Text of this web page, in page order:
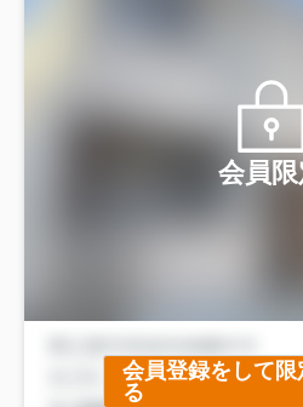
会員
会員登録をして限
る